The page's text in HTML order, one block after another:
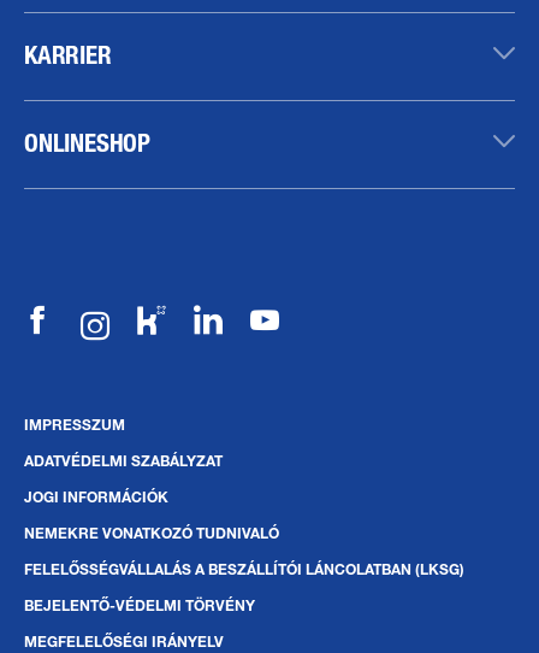
KARRIER
ONLINESHOP
IMPRESSZUM
ADATVÉDELMI SZABÁLYZAT
JOGI INFORMÁCIÓK
NEMEKRE VONATKOZÓ TUDNIVALÓ
FELELŐSSÉGVÁLLALÁS A BESZÁLLÍTÓI LÁNCOLATBAN (LKSG)
BEJELENTŐ-VÉDELMI TÖRVÉNY
MEGFELELŐSÉGI IRÁNYELV